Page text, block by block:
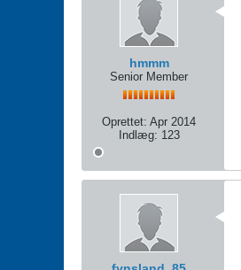
hmmm
Senior Member
Oprettet: Apr 2014
Indlæg: 123